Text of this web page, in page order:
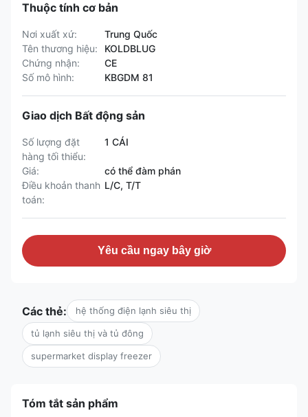
Thuộc tính cơ bản
Nơi xuất xứ:
Trung Quốc
Tên thương hiệu:
KOLDBLUG
Chứng nhận:
CE
Số mô hình:
KBGDM 81
Giao dịch Bất động sản
Số lượng đặt
hàng tối thiểu:
1 CÁI
Giá:
có thể đàm phán
Điều khoản thanh
toán:
L/C, T/T
Yêu cầu ngay bây giờ
Các thẻ: hệ thống điện lạnh siêu thị
tủ lạnh siêu thị và tủ đông
supermarket display freezer
Tóm tắt sản phẩm